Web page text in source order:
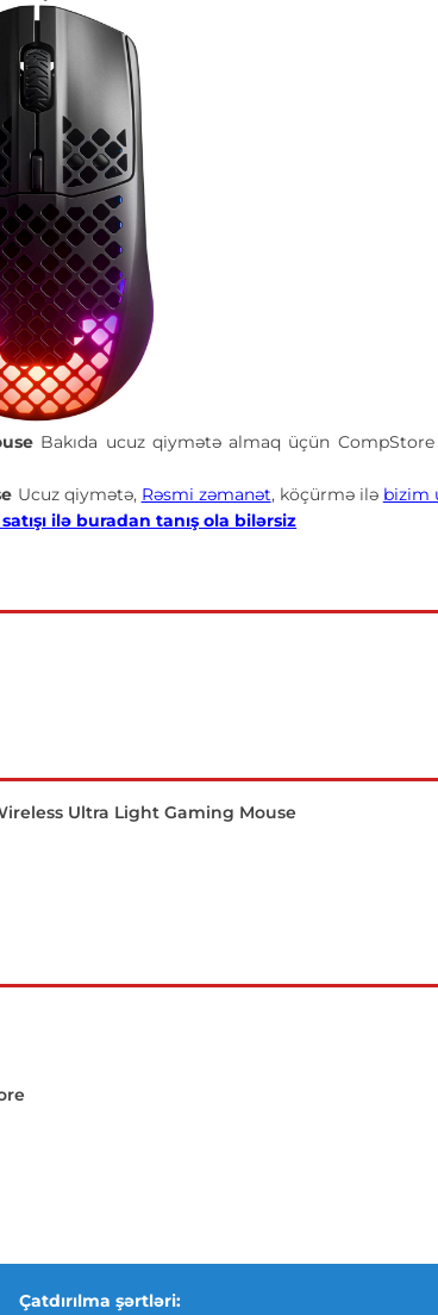
Bakıda ucuz qiymətə almaq üçün
Ucuz qiymətə, Rəsmi zəmanət, köçürmə ilə bizim
ilə buradan tanış ola bilərsiz
Ultra Light Gaming Mouse
Çatdırılma şərtləri: